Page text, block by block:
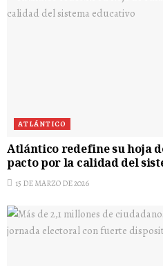
ATLÁNTICO
Atlántico redefine su hoja
pacto por la calidad del
15 DE MARZO DE 2026